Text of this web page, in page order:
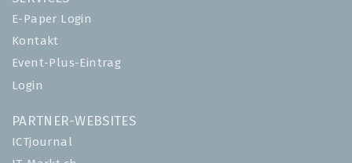
E-Paper Login
Kontakt
Event-Plus-Eintrag
Login
PARTNER-WEBSITES
ICTjournal